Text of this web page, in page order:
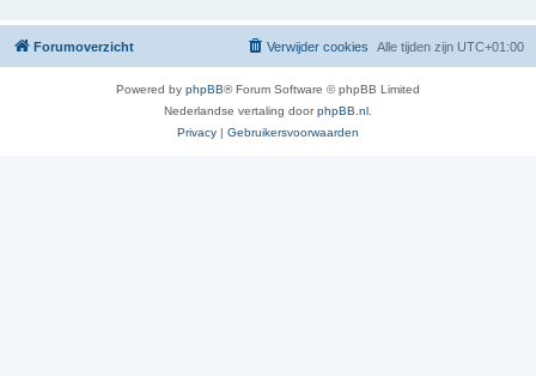
Forumoverzicht Alle tijden zijn UTC+01:00
Verwijder cookies
Powered by phpBB® Forum Software © phpBB Limited
Nederlandse vertaling doorphpBB.nl
Privacy | Gebruikersvoorwaarden